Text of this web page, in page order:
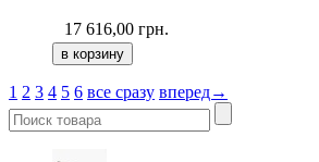
17 616,00 грн.
1 2 3 4 5 6 все сразу вперед→